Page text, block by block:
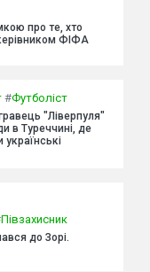
про те, хто
ФІФА
#Футболіст
"Ліверпуля"
в Туреччині, де
Півзахисник
до Зорі.